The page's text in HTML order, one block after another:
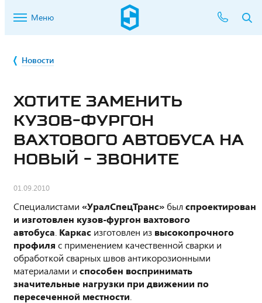
Меню
Новости
ХОТИТЕ ЗАМЕНИТЬ
КУЗОВ-ФУРГОН
ВАХТОВОГО АВТОБУСА НА
НОВЫЙ - ЗВОНИТЕ
01.09.2010
Специалистами «УралСпецТранс» былспроектирован
и изготовлен кузов-фургон вахтового
автобуса Каркас изготовлен из высокопрочного
профиля с применением качественной сварки и
обработкой сварных швов антикорозионными
материалами и способен воспринимать
значительные нагрузки при движении по
пересеченной местности